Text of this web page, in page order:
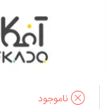
ناموجود